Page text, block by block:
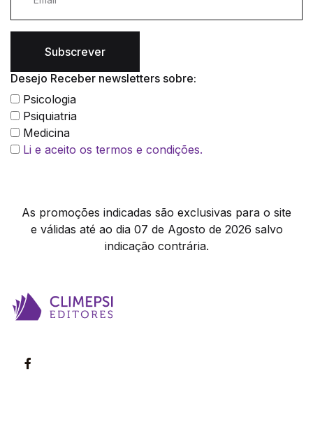
Subscrever
Desejo Receber newsletters sobre:
Psicologia
Psiquiatria
Medicina
Li e aceito os termos e condições.
As promoções indicadas são exclusivas para o site
e válidas até ao dia 07 de Agosto de 2026 salvo
indicação contrária.